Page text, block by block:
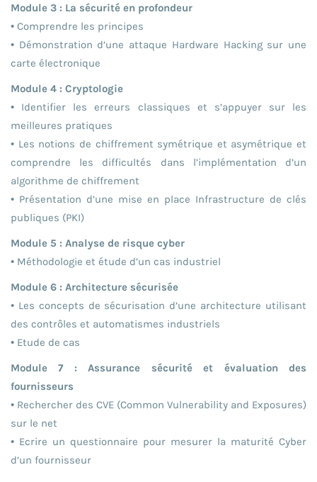
Module 3 : La sécurité en profondeur
• Comprendre les principes
• Démonstration d’une attaque Hardware Hacking sur une
carte électronique
Module 4 : Cryptologie
• Identifier les erreurs classiques et s’appuyer sur les
meilleures pratiques
• Les notions de chiffrement symétrique et asymétrique et
comprendre les difficultés dans l’implémentation d’un
algorithme de chiffrement
• Présentation d’une mise en place Infrastructure de clés
publiques (PKI)
Module 5 : Analyse de risque cyber
• Méthodologie et étude d’un cas industriel
Module 6 : Architecture sécurisée
• Les concepts de sécurisation d’une architecture utilisant
des contrôles et automatismes industriels
• Etude de cas
Module 7 : Assurance sécurité et évaluation des
fournisseurs
• Rechercher des CVE (Common Vulnerability and Exposures)
sur le net
• Ecrire un questionnaire pour mesurer la maturité Cyber
d’un fournisseur